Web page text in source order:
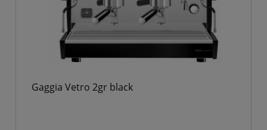
Gaggia Vetro 2gr black